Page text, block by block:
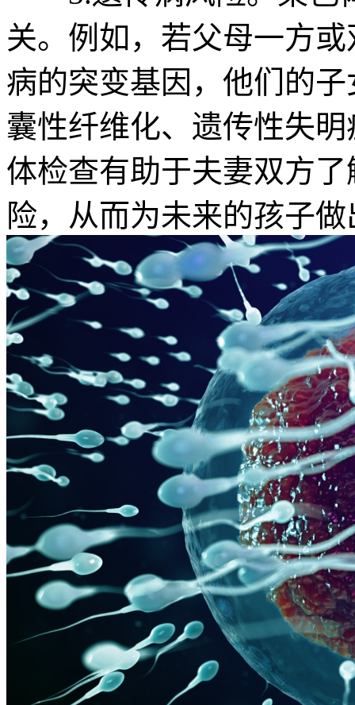
关。例如，若父母一方
病的突变基因，他们的
囊性纤维化、遗传性失
体检查有助于夫妻双方
险，从而为未来的孩子